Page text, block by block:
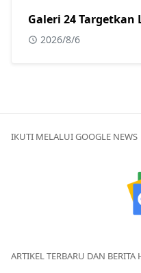
Galeri 24 Targetkan
2026/8/6
IKUTI MELALUI GOOGLE NEWS
ARTIKEL TERBARU DAN BERITA